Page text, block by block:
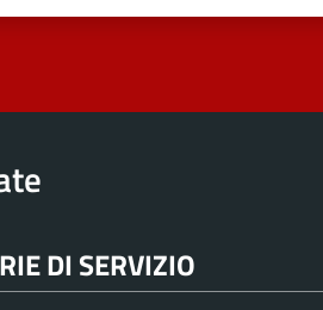
DI SERVIZIO